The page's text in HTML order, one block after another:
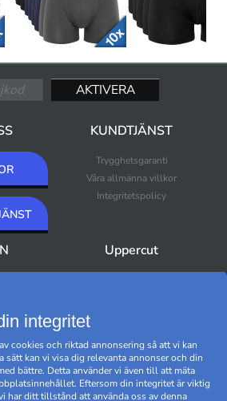
KUNDTJÄNST
Trygghetsgaranti
Våra allmänna villkor
Integritetspolicy
Uppercut
Black Friday
Hantera cookies
integritet
cookies och riktad annonsering så att vi kan
sätt kan vi visa dig relevanta annonser och din
bättre. Detta använder vi även till att mäta
Eftersom din integritet är viktig
har ditt tillstånd att använda oss av denna